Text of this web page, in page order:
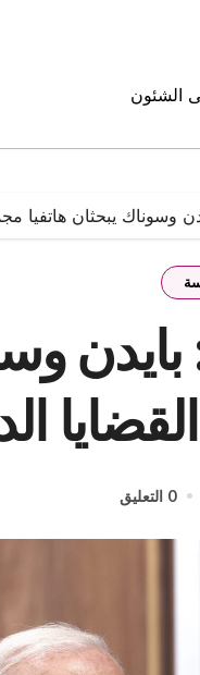
الشئون
وسوناك يبحثان هاتفيا
بايدن
0 التعليق